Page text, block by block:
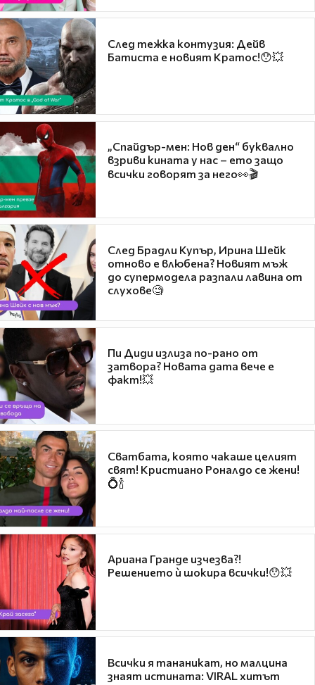
След тежка контузия: Дейв
Батиста е новият Кратос!😯💥
„Спайдър-мен: Нов ден“ буквално
взриви кината у нас – ето защо
всички говорят за него👀🎬
След Брадли Купър, Ирина Шейк
отново е влюбена? Новият мъж
до супермодела разпали лавина от
слухове🧐
Пи Диди излиза по-рано от
затвора? Новата дата вече е
факт!💥
Сватбата, която чакаше целият
свят! Кристиано Роналдо се жени!
💍🍾
Ариана Гранде изчезва?!
Решението ѝ шокира всички!😯💥
Всички я тананикат, но малцина
знаят истината: VIRAL хитът